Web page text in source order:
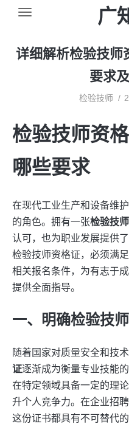
广
详细解析检验技师
要求
检验技师
检验技师资
哪些要求
在现代工业生产和设备维
的角色。拥有一张检验技
认可，也为职业发展提供
检验技师资格证，必须满
相关报名条件，为有志于
提供全面指导。
一、明确检验技
随着国家对质量安全和技
证逐渐成为衡量专业技能
在特定领域具备一定的理
升个人竞争力。在企业招
这份证书都具有不可替代的